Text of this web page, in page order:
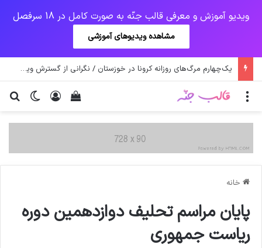
ویدیو آموزش و معرفی قالب جنّه به صورت کامل در 18 سرفصل
مشاهده ویدیوهای آموزشی
یک‌چهارم مرگ‌های روزانه کرونا در خوزستان / نگرانی از گسترش ویروس انگلیسی در تهران
تغییر ورود
دیدن سبد خرید منو
خانه
پایان مراسم تحلیف دوازدهمین دوره
ریاست جمهوری